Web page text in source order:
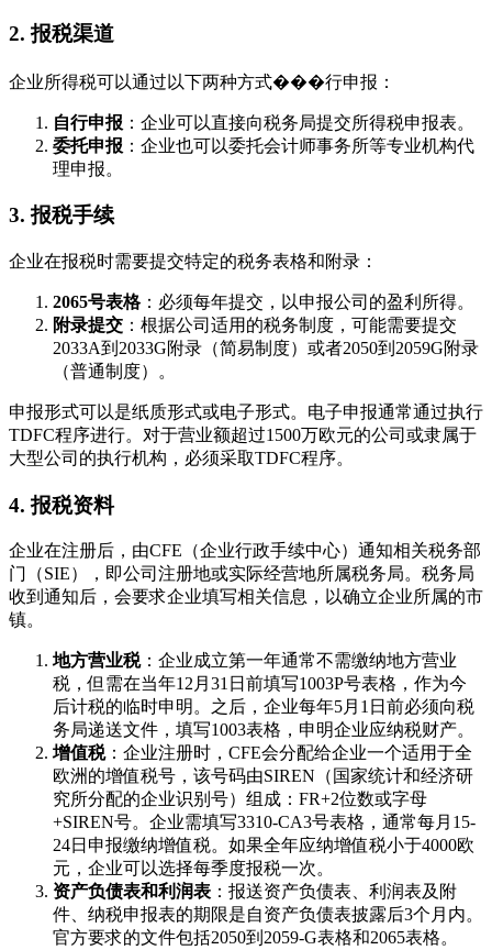
2. 报税渠道
企业所得税可以通过以下两种方式���行申报：
自行申报 ：企业可以直接向税务局提交所得税申报表。
委托申报 ：企业也可以委托会计师事务所等专业机构代
理申报。
3. 报税手续
企业在报税时需要提交特定的税务表格和附录：
2065号表格：必须每年提交，以申报公司的盈利所得。
附录提交 ：根据公司适用的税务制度，可能需要提交
2033A到2033G附录（简易制度）或者2050到2059G附录
（普通制度）。
申报形式可以是纸质形式或电子形式。电子申报通常通过执行
TDFC程序进行。对于营业额超过1500万欧元的公司或隶属于
大型公司的执行机构，必须采取TDFC程序。
4. 报税资料
企业在注册后，由CFE（企业行政手续中心）通知相关税务部
门（SIE），即公司注册地或实际经营地所属税务局。税务局
收到通知后，会要求企业填写相关信息，以确立企业所属的市
镇。
地方营业税：企业成立第一年通常不需缴纳地方营业
税，但需在当年12月31日前填写1003P号表格，作为今
后计税的临时申明。之后，企业每年5月1日前必须向税
务局递送文件，填写1003表格，申明企业应纳税财产。
增值税：企业注册时，CFE会分配给企业一个适用于全
欧洲的增值税号，该号码由SIREN（国家统计和经济研
究所分配的企业识别号）组成：FR+2位数或字母
+SIREN号。企业需填写3310-CA3号表格，通常每月15-
24日申报缴纳增值税。如果全年应纳增值税小于4000欧
元，企业可以选择每季度报税一次。
资产负债表和利润表 ：报送资产负债表、利润表及附
件、纳税申报表的期限是自资产负债表披露后3个月内。
官方要求的文件包括2050到2059-G表格和2065表格。